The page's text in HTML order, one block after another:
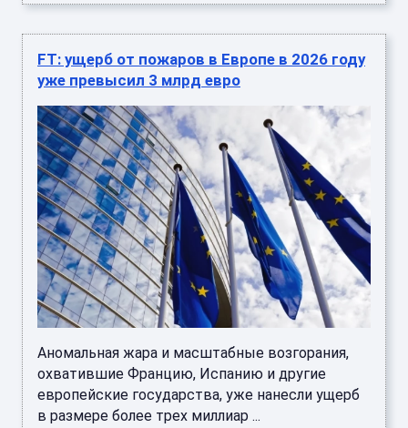
FT: ущерб от пожаров в Европе в 2026 году
уже превысил 3 млрд евро
Аномальная жара и масштабные возгорания,
охватившие Францию, Испанию и другие
европейские государства, уже нанесли ущерб
в размере более трех миллиар ...